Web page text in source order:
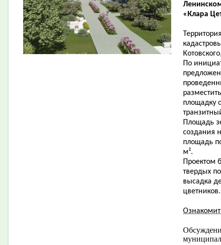
«Клара
По
площадку
Площадь
создания
площадь
м².
Проектом
твердых
высадка
цветников.